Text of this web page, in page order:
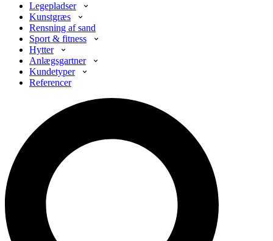
Legepladser
Kunstgræs
Rensning af sand
Sport & fitness
Hytter
Anlægsgartner
Kundetyper
Referencer